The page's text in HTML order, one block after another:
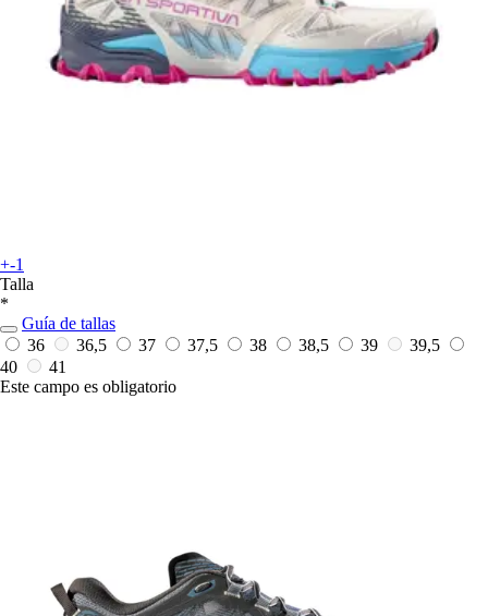
+-1
Talla
*
Guía de tallas
36
36,5 37 37,5 38 38,5 39
39,5
40
41
Este campo es obligatorio